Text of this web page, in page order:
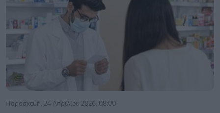
Παρασκευή, 24 Απριλίου 2026, 08:00